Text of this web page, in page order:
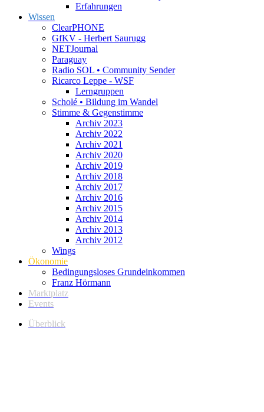
Erfahrungen
Wissen
ClearPHONE
GfKV - Herbert Saurugg
NETJournal
Paraguay
Radio SOL • Community Sender
Ricarco Leppe - WSF
Lerngruppen
Scholé • Bildung im Wandel
Stimme & Gegenstimme
Archiv 2023
Archiv 2022
Archiv 2021
Archiv 2020
Archiv 2019
Archiv 2018
Archiv 2017
Archiv 2016
Archiv 2015
Archiv 2014
Archiv 2013
Archiv 2012
Wings
Ökonomie
Bedingungsloses Grundeinkommen
Franz Hörmann
Marktplatz
Events
Überblick